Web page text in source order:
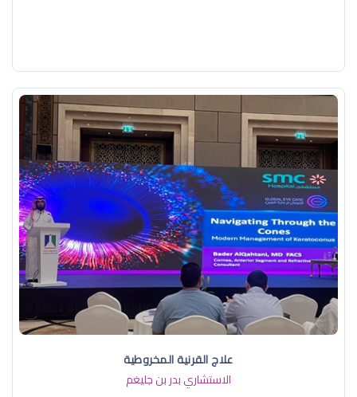
علاج القرنية المخروطية
الاستشاري بدر بن جليغم